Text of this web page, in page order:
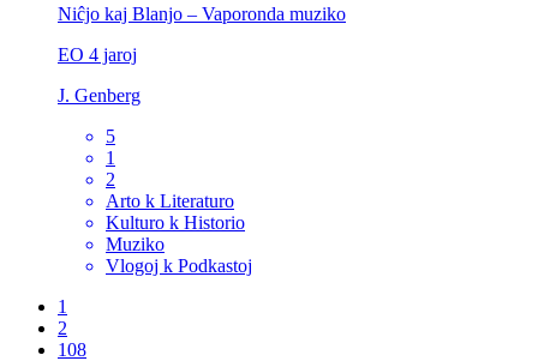
Niĉjo kaj Blanjo – Vaporonda muziko
EO 4 jaroj
J. Genberg
5
1
2
Arto k Literaturo
Kulturo k Historio
Muziko
Vlogoj k Podkastoj
1
2
108